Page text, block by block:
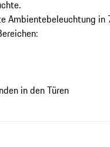
Ambientebeleuchtung in
in den Türen